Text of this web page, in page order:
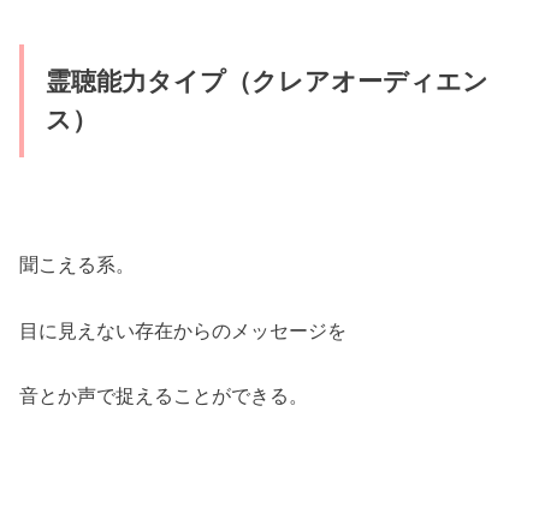
霊聴能力タイプ（クレアオーディエン
ス）
聞こえる系。
目に見えない存在からのメッセージを
音とか声で捉えることができる。